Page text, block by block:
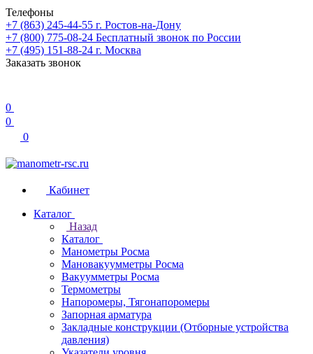
Телефоны
+7 (863) 245-44-55 г. Ростов-на-Дону
+7 (800) 775-08-24 Бесплатный звонок по России
+7 (495) 151-88-24 г. Москва
Заказать звонок
0
0
0
Кабинет
Каталог
Назад
Каталог
Манометры Росма
Мановакуумметры Росма
Вакуумметры Росма
Термометры
Напоромеры, Тягонапоромеры
Запорная арматура
Закладные конструкции (Отборные устройства
давления)